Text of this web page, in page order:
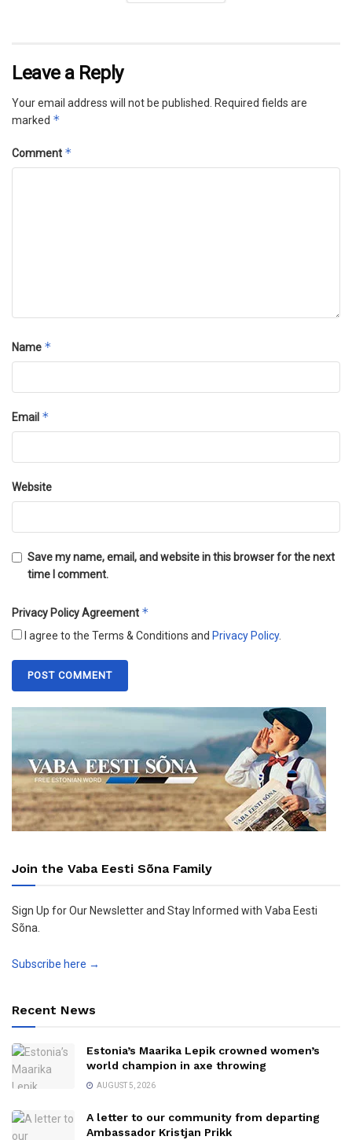
Leave a Reply
Your email address will not be published.
Required fields are
marked *
Comment *
Name *
Email *
Website
Save my name, email, and website in this browser for the next
time I comment.
Privacy Policy Agreement *
I agree to the Terms & Conditions and Privacy Policy.
Join the Vaba Eesti Sõna Family
Sign Up for Our Newsletter and Stay Informed with Vaba Eesti
Sõna.
Subscribe here →
Recent News
Estonia’s Maarika Lepik crowned women’s
world champion in axe throwing
AUGUST 5, 2026
A letter to our community from departing
Ambassador Kristjan Prikk